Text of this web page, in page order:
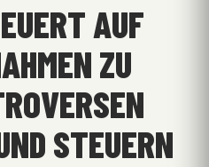
AUF
ZU
STEUERN